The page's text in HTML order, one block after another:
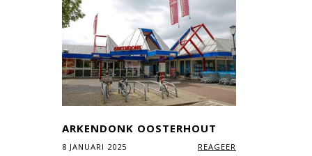
ARKENDONK OOSTERHOUT
8 JANUARI 2025
REAGEER